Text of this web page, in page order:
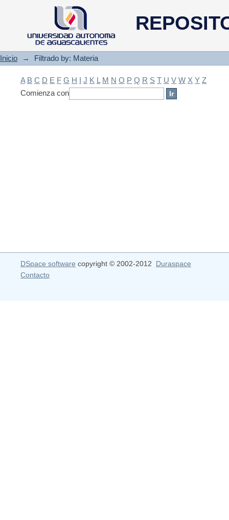
Filtrado by: Materia
Inicio → Filtrado by: Materia
A B C D E F G H I J K L M N O P Q R S T U V W X Y Z
Comienza con
DSpace software copyright © 2002-2012 Duraspace
Contacto